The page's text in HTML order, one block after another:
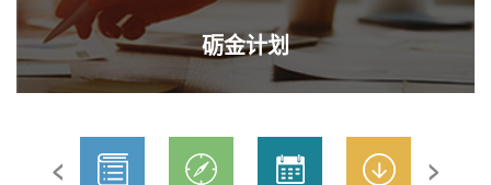
砺金计划